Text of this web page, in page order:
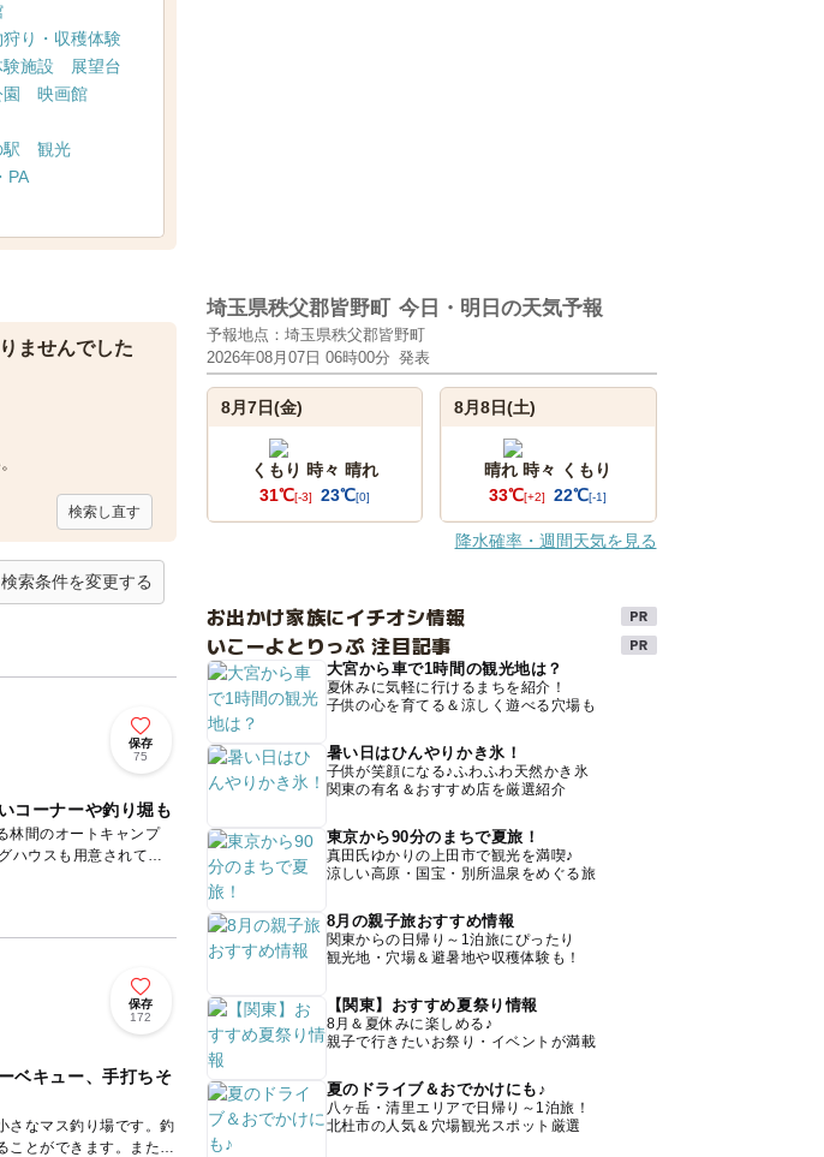
り・収穫体験
験施設
展望台
映画館
観光
PA
ませんでした
検索し直す
検索条件を変更する
保存
75
コーナーや釣り堀も
林間のオートキャンプ
ハウスも用意されてい
保存
172
ベキュー、手打ちそ
さなマス釣り場です。釣
ことができます。また、
埼玉県秩父郡皆野町 今日・明日の天気予報
予報地点：埼玉県秩父郡皆野町
2026年08月07日 06時00分 発表
8月7日(金)
くもり 時々 晴れ
31℃[-3] 23℃[0]
8月8日(土)
晴れ 時々 くもり
33℃[+2] 22℃[-1]
降水確率・週間天気を見る
お出かけ家族にイチオシ情報
いこーよとりっぷ 注目記事
大宮から車で1時間の観光地は？
夏休みに気軽に行けるまちを紹介！
子供の心を育てる＆涼しく遊べる穴場も
暑い日はひんやりかき氷！
子供が笑顔になる♪ふわふわ天然かき氷
関東の有名＆おすすめ店を厳選紹介
東京から90分のまちで夏旅！
真田氏ゆかりの上田市で観光を満喫♪
涼しい高原・国宝・別所温泉をめぐる旅
8月の親子旅おすすめ情報
関東からの日帰り～1泊旅にぴったり
観光地・穴場＆避暑地や収穫体験も！
【関東】おすすめ夏祭り情報
8月＆夏休みに楽しめる♪
親子で行きたいお祭り・イベントが満載
夏のドライブ＆おでかけにも♪
八ヶ岳・清里エリアで日帰り～1泊旅！
北杜市の人気＆穴場観光スポット厳選